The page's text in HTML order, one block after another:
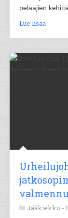
pelaajien
Lue lisää
Jääkiekko -